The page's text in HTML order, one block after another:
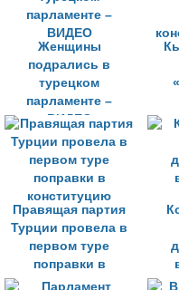
Женщины
подрались в
турецком
парламенте –
ВИДЕО
Правящая партия
Турции провела в
первом туре
поправки в
конституцию